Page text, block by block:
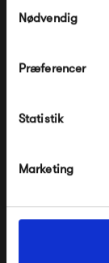
Nødvendig
Præferencer
Statistik
Marketing5 000,00
*Ved at